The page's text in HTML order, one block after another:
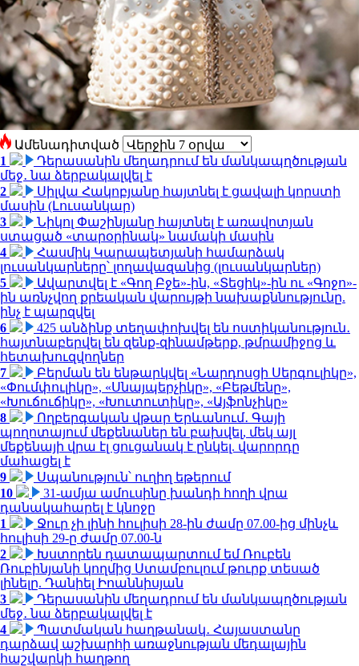
Ամենադիտված
1
Դերասանին մեղադրում են մանկապղծության
մեջ․ նա ձերբակալվել է
2
Սիլվա Հակոբյանը հայտնել է ցավալի կորստի
մասին (Լուսանկար)
3
Նիկոլ Փաշինյանը հայտնել է առավոտյան
ստացած «տարօրինակ» նամակի մասին
4
Հասմիկ Կարապետյանի համարձակ
լուսանկարները՝ լողավազանից (լուսանկարներ)
5
Ավարտվել է «Գող Բջե»-ին, «Տեցիկ»-ին ու «Գոջո»-
ին առնչվող քրեական վարույթի նախաքննությունը.
ինչ է պարզվել
6
425 անձինք տեղափոխվել են ոստիկանություն․
հայտնաբերվել են զենք-զինամթերք, թմրամիջոց և
հետախուզվողներ
7
Բերման են ենթարկվել «Նարդոսցի Սերգուլիկը»,
«Փումփուլիկը», «Սնայպերչիկը», «Բեթմենը»,
«Խուճուճիկը», «Խուտուտիկը», «Այֆոնչիկը»
8
Ողբերգական վթար Երևանում․ Գայի
պողոտայում մեքենաներ են բախվել, մեկ այլ
մեքենայի վրա էլ ցուցանակ է ընկել. վարորդը
մահացել է
9
Սպանություն՝ ուղիղ եթերում
10
31-ամյա ամուսինը խանդի հողի վրա
դանակահարել է կնոջը
1
Ջուր չի լինի հուլիսի 28-ին ժամը 07.00-ից մինչև
հուլիսի 29-ը ժամը 07.00-ն
2
Խստորեն դատապարտում եմ Ռուբեն
Ռուբինյանի կողմից Ստամբուլում թուրք տեսած
լինելը. Դանիել Իոաննիսյան
3
Դերասանին մեղադրում են մանկապղծության
մեջ․ նա ձերբակալվել է
4
Պատմական հաղթանակ․ Հայաստանը
դարձավ աշխարհի առաջնության մեդալային
հաշվարկի հաղթող